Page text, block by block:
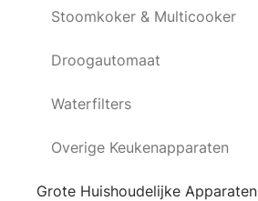
Stoomkoker & Multicooker
Droogautomaat
Waterfilters
Overige Keukenapparaten
Grote Huishoudelijke Apparaten